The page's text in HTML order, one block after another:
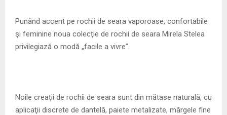
Punând accent pe rochii de seara vaporoase, confortabile
şi feminine noua colecţie de rochii de seara Mirela Stelea
privilegiază o modă „facile a vivre”.
Noile creaţii de rochii de seara sunt din mătase naturală, cu
aplicaţii discrete de dantelă, paiete metalizate, mărgele fine